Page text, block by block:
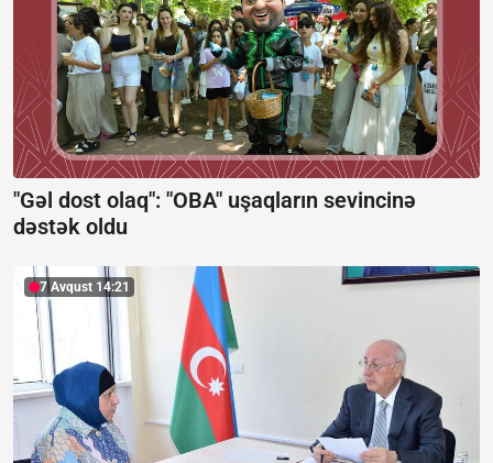
"Gəl dost olaq": "OBA" uşaqların sevincinə
dəstək oldu
7 Avqust 14:21